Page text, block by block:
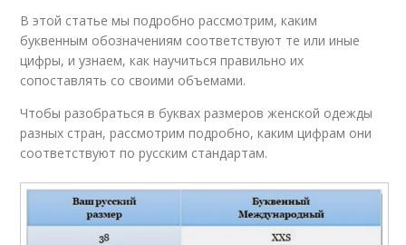
В этой статье мы подробно рассмотрим, каким
буквенным обозначениям соответствуют те или иные
цифры, и узнаем, как научиться правильно их
сопоставлять со своими объемами.
Чтобы разобраться в буквах размеров женской одежды
разных стран, рассмотрим подробно, каким цифрам они
соответствуют по русским стандартам.